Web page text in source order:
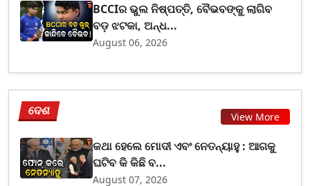
BCCIର ଭୁଲ ନିଷ୍ପତ୍ତି, ବୈଭବଙ୍କୁ ଲାଗିବ
ବଡ଼ ଝଟକା, ଅନ୍ଧ...
August 06, 2026
ଦେଶ View More
କଥା ହେଲେ ମୋଦୀ ଏବଂ ନେତନ୍ୟାହୁ : ଆଗକୁ
ଘଟିବ କି କିଛି ବ...
August 07, 2026